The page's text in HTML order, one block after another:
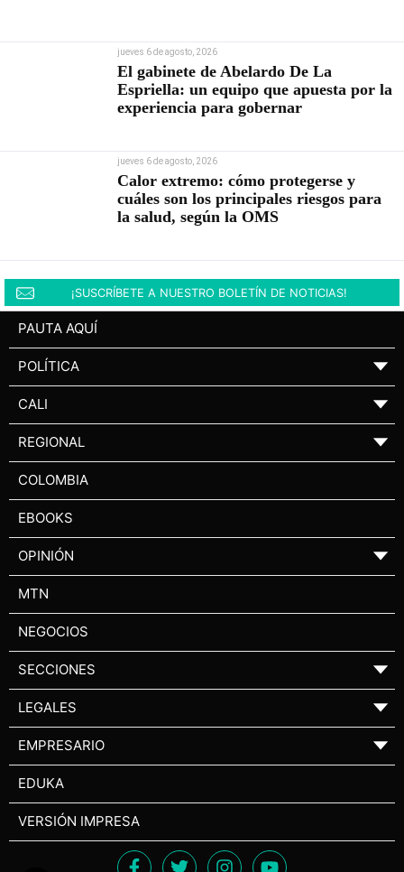
jueves 6 de agosto, 2026
El gabinete de Abelardo De La
Espriella: un equipo que apuesta por la
experiencia para gobernar
jueves 6 de agosto, 2026
Calor extremo: cómo protegerse y
cuáles son los principales riesgos para
la salud, según la OMS
¡SUSCRÍBETE A NUESTRO BOLETÍN DE NOTICIAS!
PAUTA AQUÍ
POLÍTICA ▼
CALI ▼
REGIONAL ▼
COLOMBIA
EBOOKS
OPINIÓN ▼
MTN
NEGOCIOS
SECCIONES ▼
LEGALES ▼
EMPRESARIO ▼
EDUKA
VERSIÓN IMPRESA